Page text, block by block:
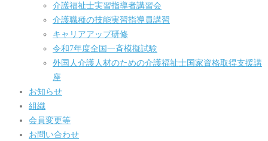
介護福祉士実習指導者講習会
介護職種の技能実習指導員講習
キャリアアップ研修
令和7年度全国一斉模擬試験
外国人介護人材のための介護福祉士国家資格取得支援講
座
お知らせ
組織
会員変更等
お問い合わせ